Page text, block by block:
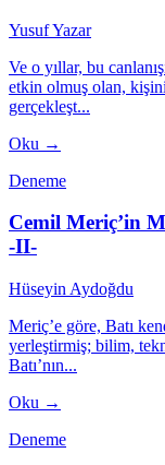
Yusuf Yazar
Ve o yıllar, bu
etkin olmuş olan,
gerçekleşt...
Oku →
Deneme
Cemil Meriç’in
-II-
Hüseyin Aydoğdu
Meriç’e göre, Batı
yerleştirmiş; bilim,
Batı’nın...
Oku →
Deneme